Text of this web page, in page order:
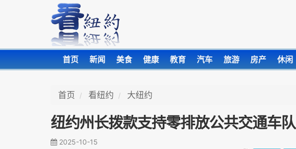
首页 新闻 美食 健康 教育 汽车 旅游 房产 休闲
首页 看纽约 大纽约
纽约州长拨款支持零排放公共交通车队
2025-10-15